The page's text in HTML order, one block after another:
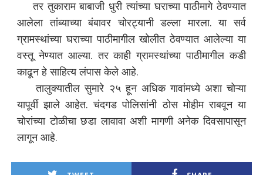
तर तुकाराम बाबाजी धुरी त्यांच्या घराच्या पाठीमागे ठेवण्यात
आलेला तांब्याच्या बंबावर चोरट्यानी डल्ला मारला. या सर्व
ग्रामस्थांच्या घराच्या पाठीमागील खोलीत ठेवण्यात आलेल्या या
वस्तू नेण्यात आल्या. तर काही ग्रामस्थांच्या पाठीमागील कडी
काढून हे साहित्य लंपास केले आहे.
तालुक्यातील सुमारे २५ हून अधिक गावांमध्ये अशा चोऱ्या
यापूर्वी झाले आहेत. चंदगड पोलिसांनी ठोस मोहीम राबवून या
चोरांच्या टोळीचा छडा लावावा अशी मागणी अनेक दिवसापासून
लागून आहे.